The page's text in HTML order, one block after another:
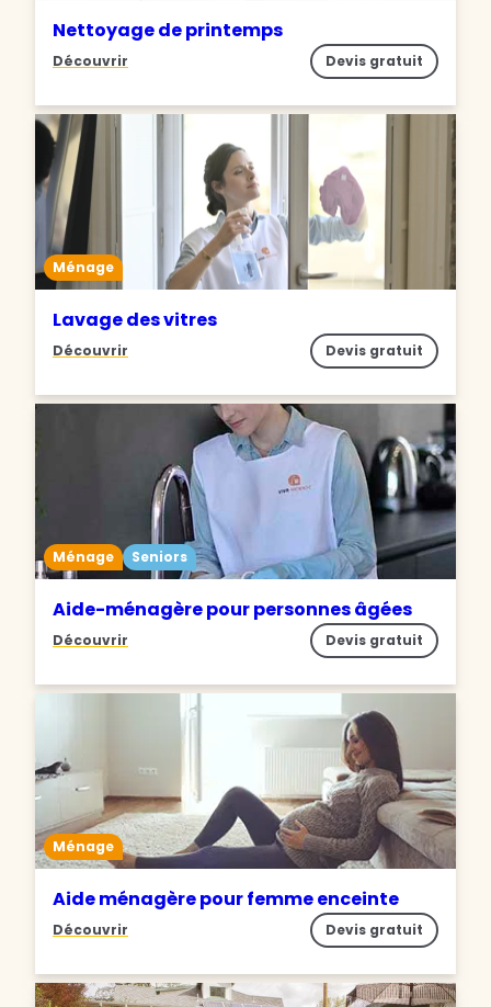
Nettoyage de printemps
Découvrir Devis gratuit
Ménage
Lavage des vitres
Découvrir Devis gratuit
Ménage Seniors
Aide-ménagère pour personnes âgées
Découvrir Devis gratuit
Ménage
Aide ménagère pour femme enceinte
Découvrir Devis gratuit